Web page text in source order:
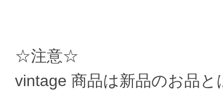
☆注意☆
vintage 商品は新品のお品